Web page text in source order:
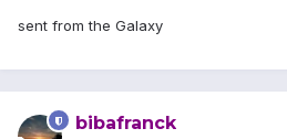
sent from the Galaxy
bibafranck